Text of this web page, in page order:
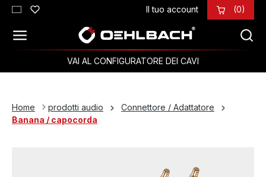
Passa al contenuto principale Il tuo account (0)
VAI AL CONFIGURATORE DEI CAVI
Home prodotti audio
Connettore / Adattatore
Banana / capocorda